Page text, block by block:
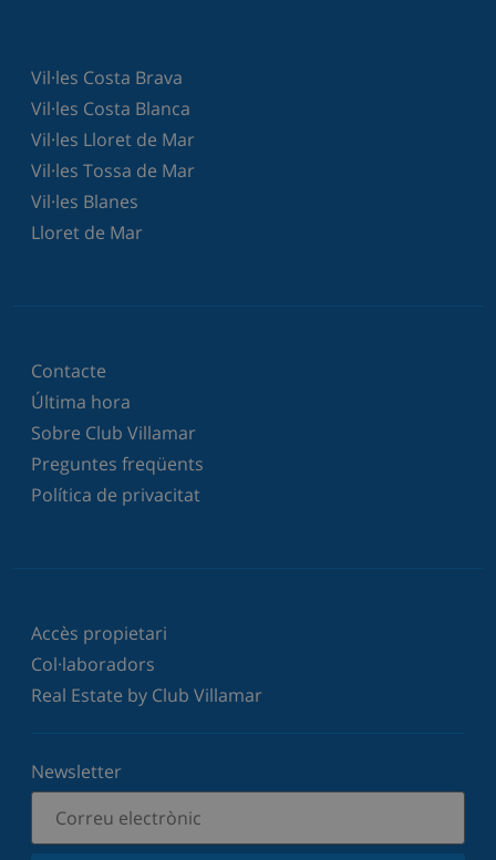
Vil·les Costa Brava
Vil·les Costa Blanca
Vil·les Lloret de Mar
Vil·les Tossa de Mar
Vil·les Blanes
Lloret de Mar
Contacte
Última hora
Sobre Club Villamar
Preguntes freqüents
Política de privacitat
Accès propietari
Col·laboradors
Real Estate by Club Villamar
Newsletter